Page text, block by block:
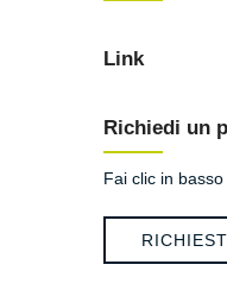
Link
Richiedi un
Fai clic in